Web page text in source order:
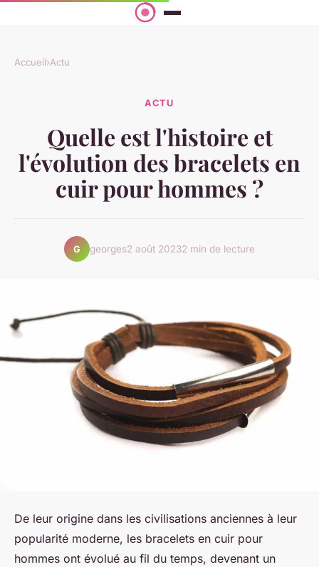
Accueil›Actu
ACTU
Quelle est l'histoire et
l'évolution des bracelets en
cuir pour hommes ?
G georges2 août 20232 min de lecture
De leur origine dans les civilisations anciennes à leur
popularité moderne, les bracelets en cuir pour
hommes ont évolué au fil du temps, devenant un